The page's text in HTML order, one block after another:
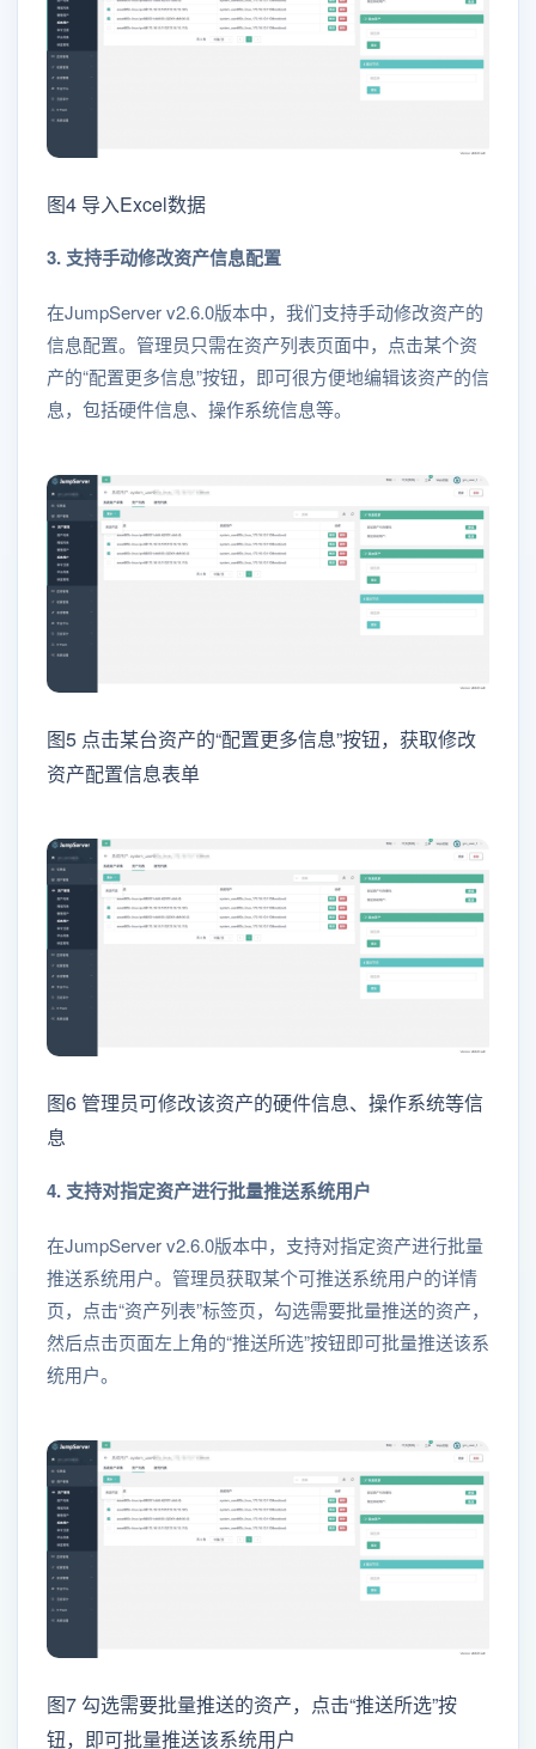
图4 导入Excel数据
3. 支持手动修改资产信息配置
在JumpServer v2.6.0版本中，我们支持手动修改资产的
信息配置。管理员只需在资产列表页面中，点击某个资
产的“配置更多信息”按钮，即可很方便地编辑该资产的信
息，包括硬件信息、操作系统信息等。
图5 点击某台资产的“配置更多信息”按钮，获取修改
资产配置信息表单
图6 管理员可修改该资产的硬件信息、操作系统等信
息
4. 支持对指定资产进行批量推送系统用户
在JumpServer v2.6.0版本中，支持对指定资产进行批量
推送系统用户。管理员获取某个可推送系统用户的详情
页，点击“资产列表”标签页，勾选需要批量推送的资产，
然后点击页面左上角的“推送所选”按钮即可批量推送该系
统用户。
图7 勾选需要批量推送的资产，点击“推送所选”按
钮，即可批量推送该系统用户